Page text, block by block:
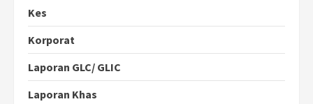
Kes
Korporat
Laporan GLC/ GLIC
Laporan Khas